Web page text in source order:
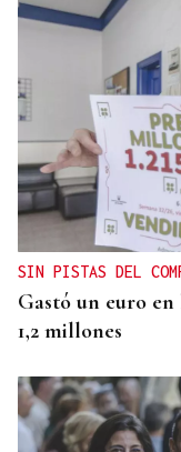
SIN PISTAS DEL
Gastó un euro
1,2 millones